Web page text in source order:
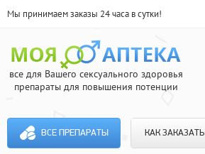
Мы принимаем заказы 24 часа в сутки!
все для Вашего сексуального здоровья
препараты для повышения потенции
ВСЕ ПРЕПАРАТЫ КАК ЗАКАЗАТЬ